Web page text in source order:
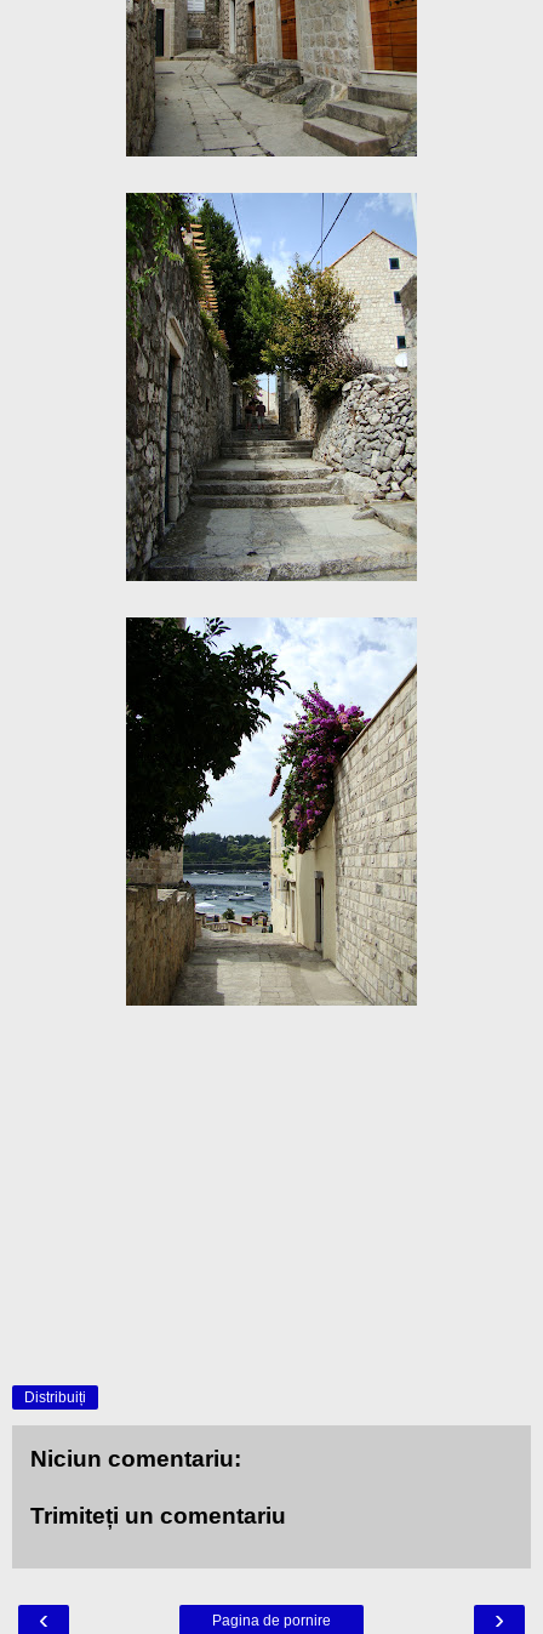
Distribuiți
Niciun comentariu:
Trimiteți un comentariu
‹ ›
Pagina de pornire